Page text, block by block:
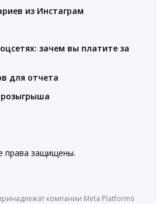
из Инстаграм
зачем вы платите за
для отчета
права защищены.
компании Meta Platforms